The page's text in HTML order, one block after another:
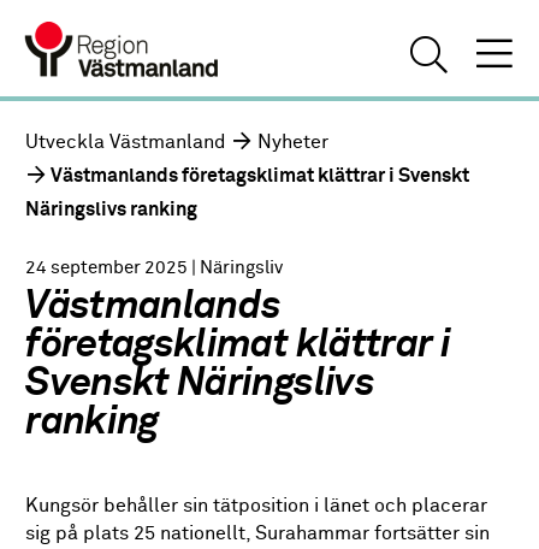
Utveckla Västmanland
Nyheter
Västmanlands företagsklimat klättrar i Svenskt
Näringslivs ranking
24 september 2025 | Näringsliv
Västmanlands
företagsklimat klättrar i
Svenskt Näringslivs
ranking
Kungsör behåller sin tätposition i länet och placerar
sig på plats 25 nationellt, Surahammar fortsätter sin